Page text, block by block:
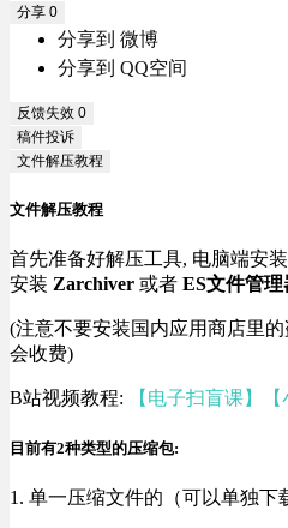
分享 0
分享到 微博
分享到 QQ空间
反馈失效 0
稿件投诉
文件解压教程
文件解压教程
首先准备好解压工具, 电脑端安装
安装 Zarchiver 或者 ES文件管理
(注意不要安装国内应用商店里
会收费)
B站视频教程: 【电子扫盲课】
目前有2种类型的压缩包:
1. 单一压缩文件的（可以单独下